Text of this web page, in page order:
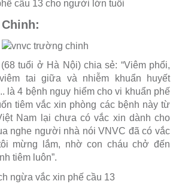
tuổi ở Hà Nội) chia sẻ: “Viêm phổi,
tai giữa và nhiễm khuẩn huyết
là 4 bệnh nguy hiểm cho vi khuẩn phế
tiêm vắc xin phòng các bệnh này từ
Nam lại chưa có vắc xin dành cho
nghe người nhà nói VNVC đã có vắc
mừng lắm, nhờ con cháu chở đến
tiêm luôn”.